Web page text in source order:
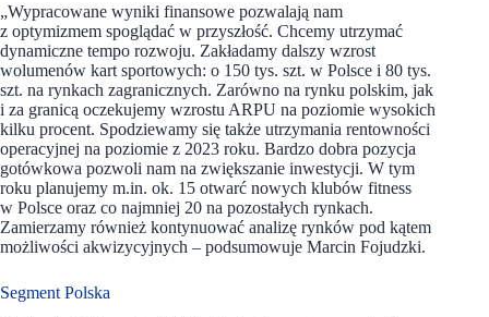
„Wypracowane wyniki finansowe pozwalają nam
z optymizmem spoglądać w przyszłość. Chcemy utrzymać
dynamiczne tempo rozwoju. Zakładamy dalszy wzrost
wolumenów kart sportowych: o 150 tys. szt. w Polsce i 80 tys.
szt. na rynkach zagranicznych. Zarówno na rynku polskim, jak
i za granicą oczekujemy wzrostu ARPU na poziomie wysokich
kilku procent. Spodziewamy się także utrzymania rentowności
operacyjnej na poziomie z 2023 roku. Bardzo dobra pozycja
gotówkowa pozwoli nam na zwiększanie inwestycji. W tym
roku planujemy m.in. ok. 15 otwarć nowych klubów fitness
w Polsce oraz co najmniej 20 na pozostałych rynkach.
Zamierzamy również kontynuować analizę rynków pod kątem
możliwości akwizycyjnych – podsumowuje Marcin Fojudzki.
Segment Polska